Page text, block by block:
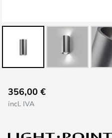
al
comienzo
la
356,00 €
incl. IVA